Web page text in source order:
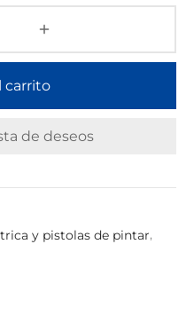
carrito
de deseos
y pistolas de pintar,